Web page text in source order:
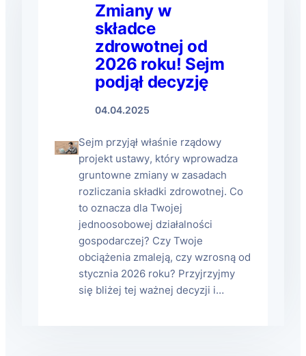
Zmiany w
składce
zdrowotnej od
2026 roku! Sejm
podjął decyzję
04.04.2025
Sejm przyjął właśnie rządowy
projekt ustawy, który wprowadza
gruntowne zmiany w zasadach
rozliczania składki zdrowotnej. Co
to oznacza dla Twojej
jednoosobowej działalności
gospodarczej? Czy Twoje
obciążenia zmaleją, czy wzrosną od
stycznia 2026 roku? Przyjrzyjmy
się bliżej tej ważnej decyzji i…